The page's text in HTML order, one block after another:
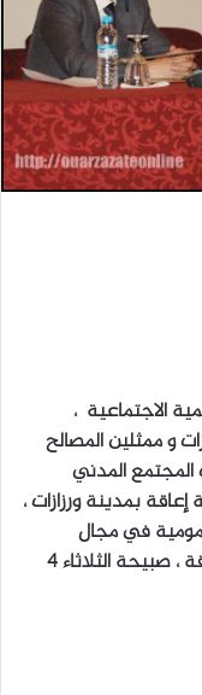
الاجتماعية ،
و ممثلين المصالح
المجتمع المدني
بمدينة ورزازات ،
في مجال
النهوض بحقوق الأشخاص في وضعية إعاقة ، صبيحة الثلاثاء 4